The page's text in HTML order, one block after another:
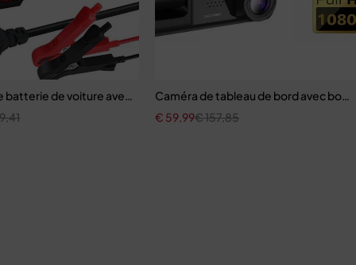
batterie de voiture avec écran LCDCaméra de tableau de bord avec
€157,85
€ 59,99